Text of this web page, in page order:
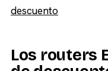
descuento
Los routers